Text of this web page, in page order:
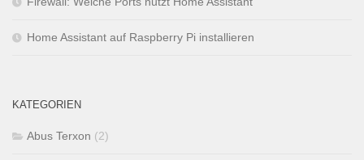
Home Assistant auf Raspberry Pi installieren
KATEGORIEN
Abus Terxon (2)